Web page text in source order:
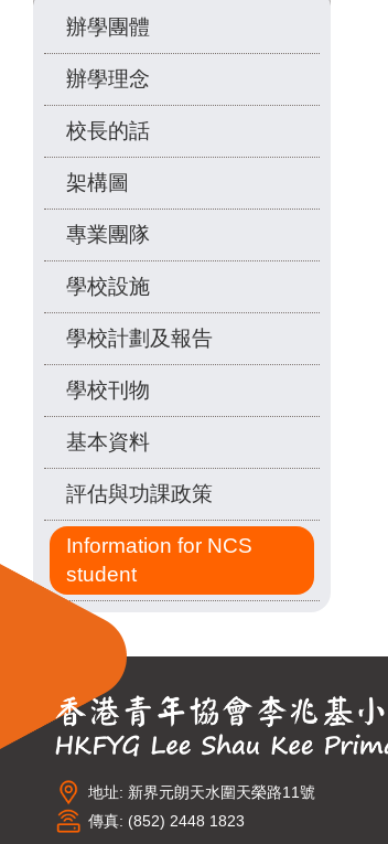
navigation
辦學團體
辦學理念
校長的話
架構圖
專業團隊
學校設施
學校計劃及報告
學校刊物
基本資料
評估與功課政策
Information for NCS
student
地址: 新界元朗天水圍天榮路11號
傳真: (852) 2448 1823